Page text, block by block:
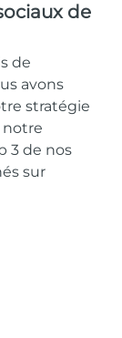
de
de
avons
stratégie
3 de nos
sur